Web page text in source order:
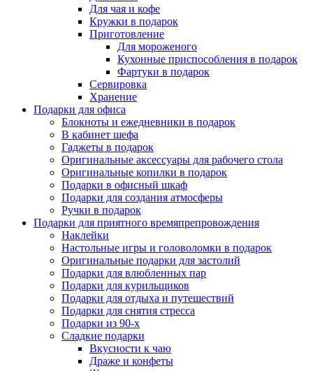
Для чая и кофе
Кружки в подарок
Приготовление
Для мороженого
Кухонные приспособления в подарок
Фартуки в подарок
Сервировка
Хранение
Подарки для офиса
Блокноты и ежедневники в подарок
В кабинет шефа
Гаджеты в подарок
Оригинальные аксессуары для рабочего стола
Оригинальные копилки в подарок
Подарки в офисный шкаф
Подарки для создания атмосферы
Ручки в подарок
Подарки для приятного времяпрепровождения
Наклейки
Настольные игры и головоломки в подарок
Оригинальные подарки для застолий
Подарки для влюбленных пар
Подарки для курильщиков
Подарки для отдыха и путешествий
Подарки для снятия стресса
Подарки из 90-х
Сладкие подарки
Вкусности к чаю
Драже и конфеты